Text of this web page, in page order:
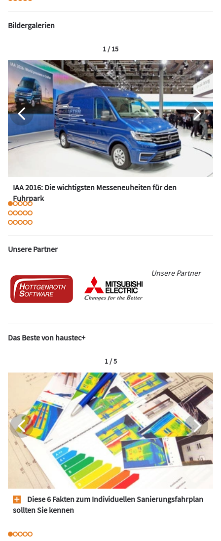
Bildergalerien
IAA 2016: Die wichtigsten Messeneuheiten für den
Fuhrpark
1 / 15
Unsere Partner
Unsere Partner
Das Beste von haustec+
Diese 6 Fakten zum Individuellen Sanierungsfahrplan
sollten Sie kennen
1 / 5